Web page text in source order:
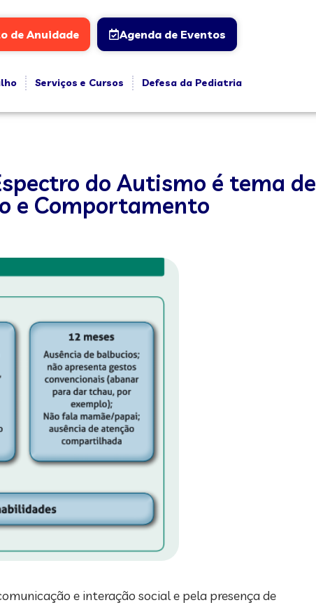
de Anuidade Agenda de Eventos
Serviços e Cursos
Defesa da Pediatria
do Autismo é tema de
e Comportamento
e interação social e pela presença de